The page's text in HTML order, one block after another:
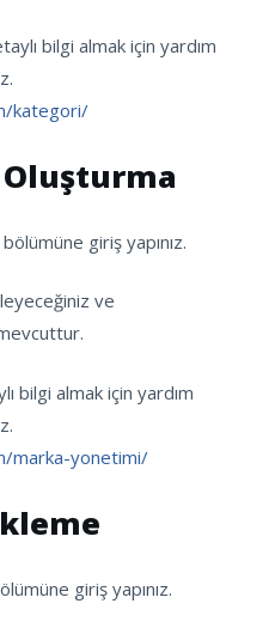
bilgi almak için yardım
kategori/
Oluşturma
bölümüne giriş yapınız.
ve
bilgi almak için yardım
marka-yonetimi/
giriş yapınız.